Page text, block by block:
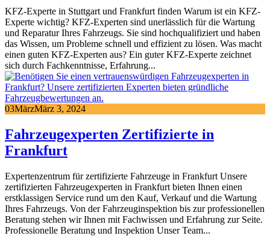
KFZ-Experte in Stuttgart und Frankfurt finden Warum ist ein KFZ-
Experte wichtig? KFZ-Experten sind unerlässlich für die Wartung
und Reparatur Ihres Fahrzeugs. Sie sind hochqualifiziert und haben
das Wissen, um Probleme schnell und effizient zu lösen. Was macht
einen guten KFZ-Experten aus? Ein guter KFZ-Experte zeichnet
sich durch Fachkenntnisse, Erfahrung...
03MärzMärz 3, 2024
Fahrzeugexperten Zertifizierte in
Frankfurt
Expertenzentrum für zertifizierte Fahrzeuge in Frankfurt Unsere
zertifizierten Fahrzeugexperten in Frankfurt bieten Ihnen einen
erstklassigen Service rund um den Kauf, Verkauf und die Wartung
Ihres Fahrzeugs. Von der Fahrzeuginspektion bis zur professionellen
Beratung stehen wir Ihnen mit Fachwissen und Erfahrung zur Seite.
Professionelle Beratung und Inspektion Unser Team...